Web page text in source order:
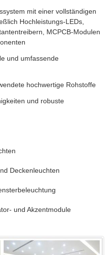
mit einer vollständigen
Hochleistungs-LEDs,
MCPCB-Modulen
und umfassende
hochwertige Rohstoffe
und robuste
Deckenleuchten
und Akzentmodule